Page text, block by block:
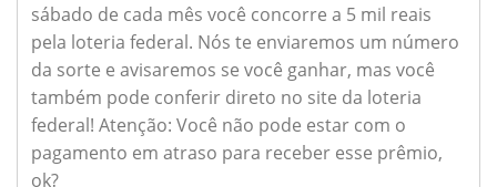
sábado de cada mês você concorre a 5 mil reais
pela loteria federal. Nós te enviaremos um número
da sorte e avisaremos se você ganhar, mas você
também pode conferir direto no site da loteria
federal! Atenção: Você não pode estar com o
pagamento em atraso para receber esse prêmio,
ok?